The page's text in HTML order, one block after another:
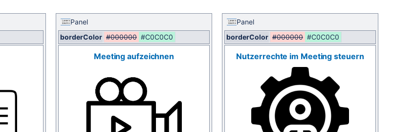
Panel
borderColor #000000 #C0C0C0
Meeting aufzeichnen
Panel
borderColor #000000 #C0C0C0
Nutzerrechte im Meeting steuern